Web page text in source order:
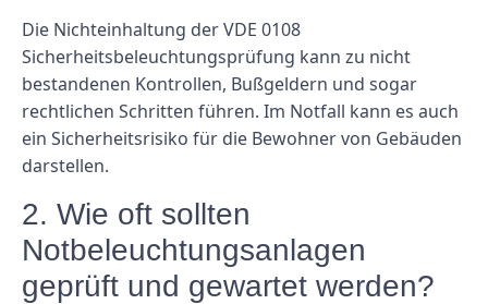
Die Nichteinhaltung der VDE 0108
Sicherheitsbeleuchtungsprüfung kann zu nicht
bestandenen Kontrollen, Bußgeldern und sogar
rechtlichen Schritten führen. Im Notfall kann es auch
ein Sicherheitsrisiko für die Bewohner von Gebäuden
darstellen.
2. Wie oft sollten
Notbeleuchtungsanlagen
geprüft und gewartet werden?